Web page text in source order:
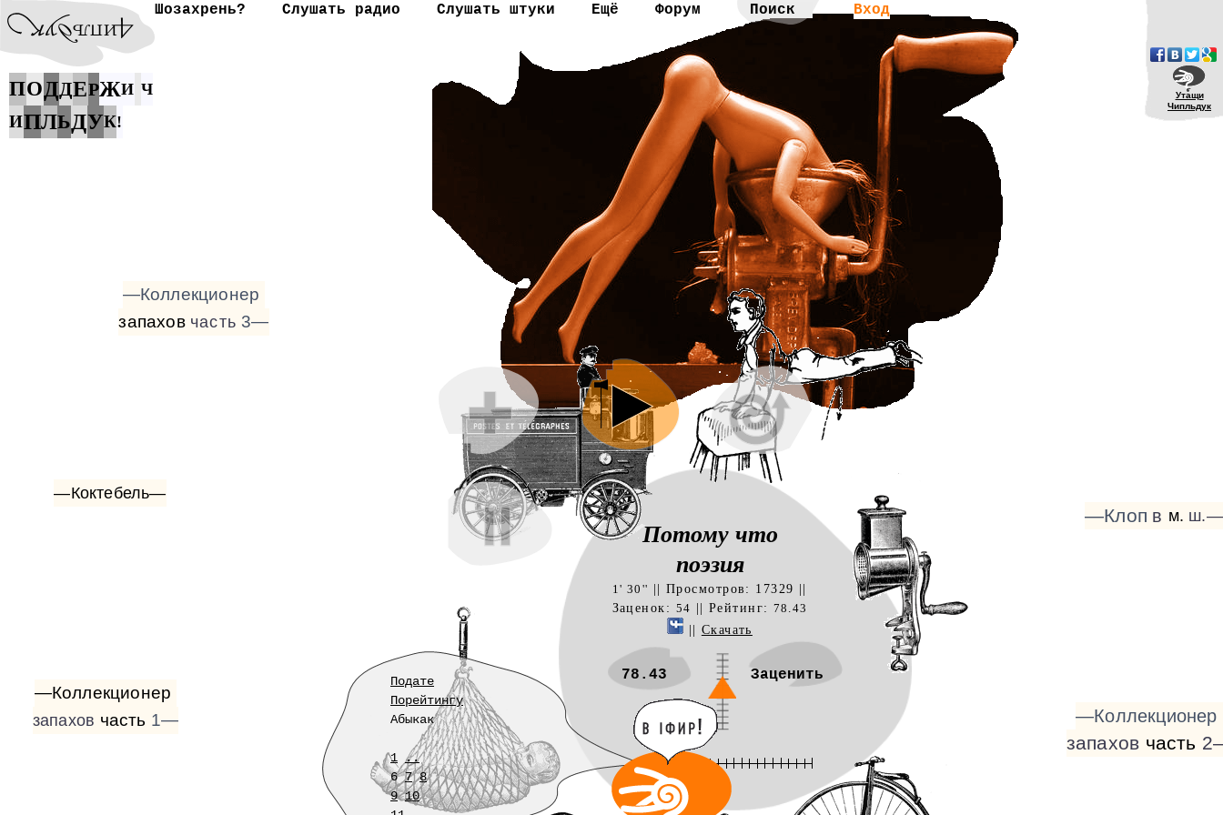
Шозахрень? Слушать радио Слушать штуки Ещё Форум Вход
Утащи
Чипльдук
ПОДДЕРЖИ Ч
ИПЛЬДУК!
Потому что
поэзия
1' 30'' || Просмотров: 17329 ||
Заценок: 54 || Рейтинг: 78.43
|| Скачать
78.43 Заценить
Подате
Порейтингу
Абыкак
1 ..
6 7 8
9 10
—Коктебель—
—Коллекционер
запахов часть 3—
—Клоп в м. ш.—
—Коллекционер
запахов часть
—Коллекционер
запахов часть 1—